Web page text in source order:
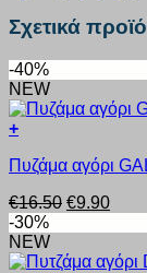
Σχετικά
-40%
NEW
+
το
έχει
πολλαπλές
παραλλαγές.
Οι
Πυζάμα αγόρι
€16.50 Original
€16.50.
€9.90Η
είναι:
-30%
NEW